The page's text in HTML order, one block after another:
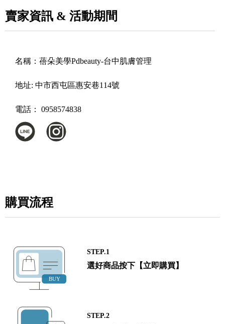
賣家資訊 & 活動期間
名稱： 蓓朵美學Pdbeauty-台中肌膚管理
地址: 中市西屯區惠安巷114號
電話： 0958574838
購買流程
STEP.1
選好商品按下【立即購買】
STEP.2